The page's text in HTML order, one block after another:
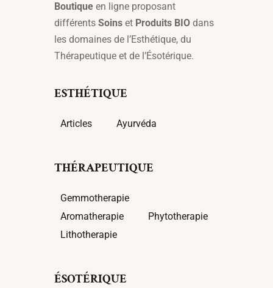
Boutique en ligne proposant
différents Soins et Produits BIO dans
les domaines de l’Esthétique, du
Thérapeutique et de l’Ésotérique.
ESTHÉTIQUE
Articles Ayurvéda
THÉRAPEUTIQUE
Gemmotherapie
Aromatherapie
Phytotherapie
Lithotherapie
ÉSOTÉRIQUE